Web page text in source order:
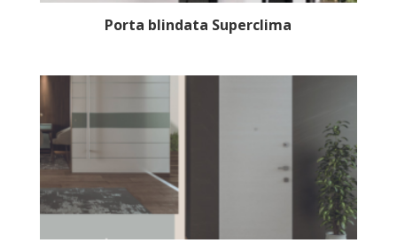
Porta blindata Superclima